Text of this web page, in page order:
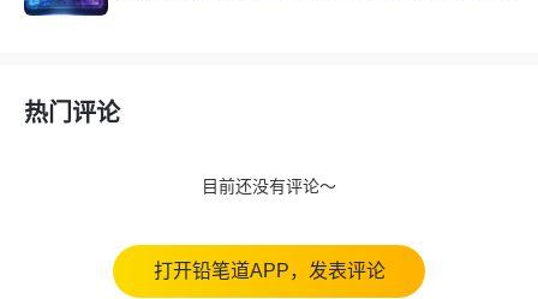
热门评论
目前还没有评论～
打开铅笔道APP，发表评论